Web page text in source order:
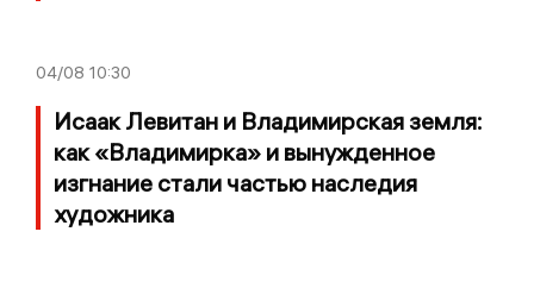
04/08 10:30
Исаак Левитан и Владимирская земля:
как «Владимирка» и вынужденное
изгнание стали частью наследия
художника